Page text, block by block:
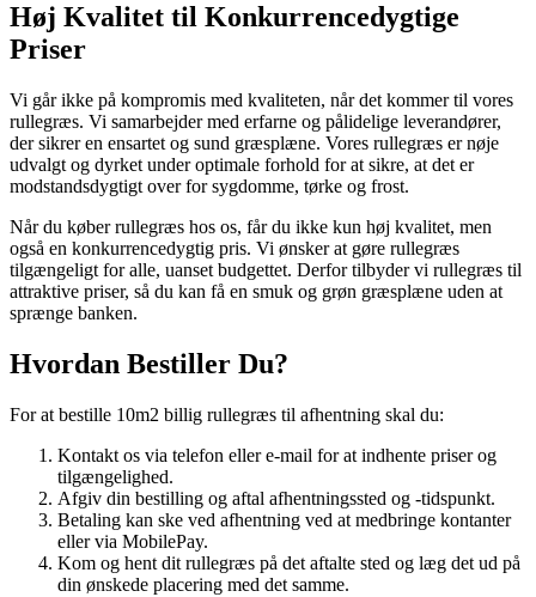
Høj Kvalitet til Konkurrencedygtige
Priser
Vi går ikke på kompromis med kvaliteten, når det kommer til vores
rullegræs. Vi samarbejder med erfarne og pålidelige leverandører,
der sikrer en ensartet og sund græsplæne. Vores rullegræs er nøje
udvalgt og dyrket under optimale forhold for at sikre, at det er
modstandsdygtigt over for sygdomme, tørke og frost.
Når du køber rullegræs hos os, får du ikke kun høj kvalitet, men
også en konkurrencedygtig pris. Vi ønsker at gøre rullegræs
tilgængeligt for alle, uanset budgettet. Derfor tilbyder vi rullegræs til
attraktive priser, så du kan få en smuk og grøn græsplæne uden at
sprænge banken.
Hvordan Bestiller Du?
For at bestille 10m2 billig rullegræs til afhentning skal du:
Kontakt os via telefon eller e-mail for at indhente priser og
tilgængelighed.
Afgiv din bestilling og aftal afhentningssted og -tidspunkt.
Betaling kan ske ved afhentning ved at medbringe kontanter
eller via MobilePay.
Kom og hent dit rullegræs på det aftalte sted og læg det ud på
din ønskede placering med det samme.